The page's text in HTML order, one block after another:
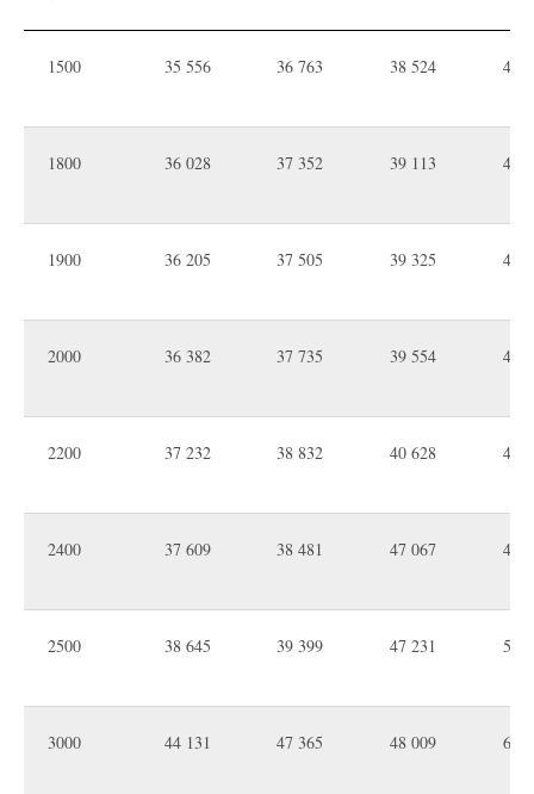
1500 35 556 36 763 38 524 48
1800 36 028 37 352 39 113 48
1900 36 205 37 505 39 325 49
2000 36 382 37 735 39 554 49
2200 37 232 38 832 40 628 49
2400 37 609 38 481 47 067 49
2500 38 645 39 399 47 231 50
3000 44 131 47 365 48 009 69